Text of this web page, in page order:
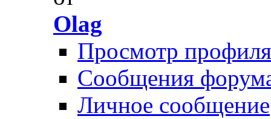
Olag
Просмотр профиля
Сообщения
Личное сообщение